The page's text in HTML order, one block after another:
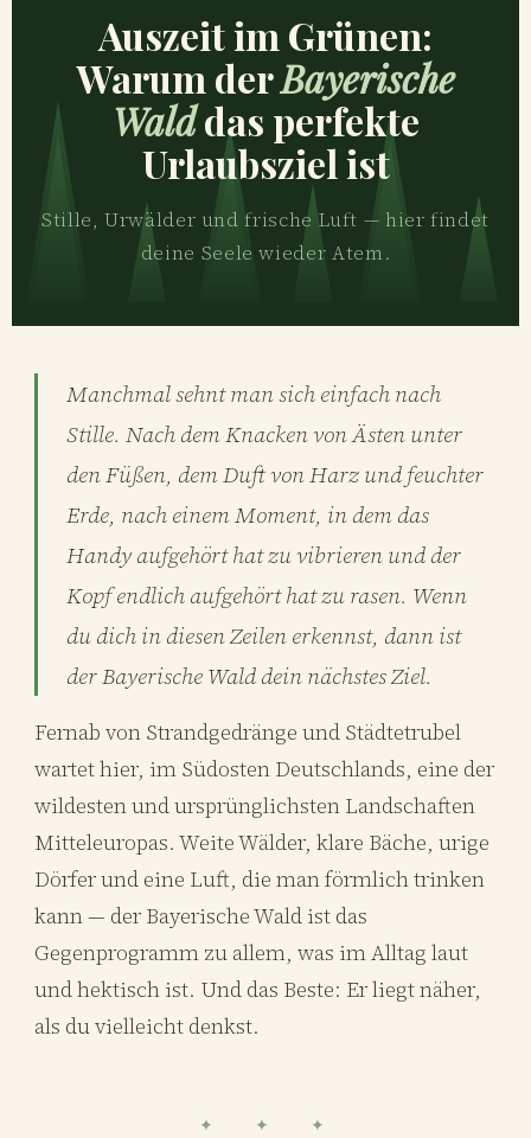
Auszeit im Grünen:
Warum derBayerische
Walddas perfekte
Urlaubsziel ist
Stille, Urwälder und frische Luft — hier findet
deine Seele wieder Atem.
Manchmal sehnt man sich einfach nach
Stille. Nach dem Knacken von Ästen unter
den Füßen, dem Duft von Harz und feuchter
Erde, nach einem Moment, in dem das
Handy aufgehört hat zu vibrieren und der
Kopf endlich aufgehört hat zu rasen. Wenn
du dich in diesen Zeilen erkennst, dann ist
der Bayerische Wald dein nächstes Ziel.
Fernab von Strandgedränge und Städtetrubel
wartet hier, im Südosten Deutschlands, eine der
wildesten und ursprünglichsten Landschaften
Mitteleuropas. Weite Wälder, klare Bäche, urige
Dörfer und eine Luft, die man förmlich trinken
kann — der Bayerische Wald ist das
Gegenprogramm zu allem, was im Alltag laut
und hektisch ist. Und das Beste: Er liegt näher,
als du vielleicht denkst.
✦ ✦ ✦